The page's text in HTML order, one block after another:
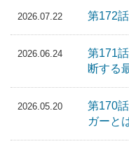
2026.07.22 第172
2026.06.24
第171
断する
2026.05.20
第170
ガーと